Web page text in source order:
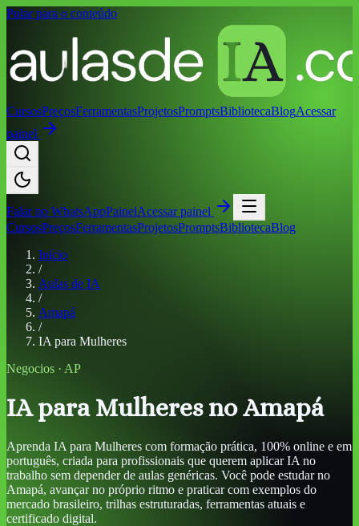
Pular para o conteúdo
CursosPreçosFerramentasProjetosPromptsBibliotecaBlogAcessar
painel
Falar no WhatsAppPainelAcessar painel
CursosPreçosFerramentasProjetosPromptsBibliotecaBlog
Início
/
Aulas de IA
/
Amapá
/
IA para Mulheres
Negocios · AP
IA para Mulheres no Amapá
Aprenda IA para Mulheres com formação prática, 100% online e em
português, criada para profissionais que querem aplicar IA no
trabalho sem depender de aulas genéricas. Você pode estudarno
Amapá, avançar no próprio ritmo e praticar com exemplos do
mercado brasileiro, trilhas estruturadas, ferramentas atuais e
certificado digital.